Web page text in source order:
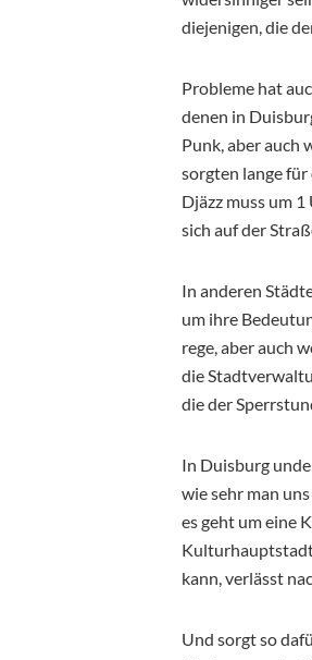
diejenigen, die
Probleme hat
denen in
Punk, aber auch
sorgten lange für
Djäzz muss um
sich auf der
In anderen
um ihre
rege, aber auch
die
die der
In Duisburg
wie sehr man
es geht um eine
kann, verlässt
Und sorgt so